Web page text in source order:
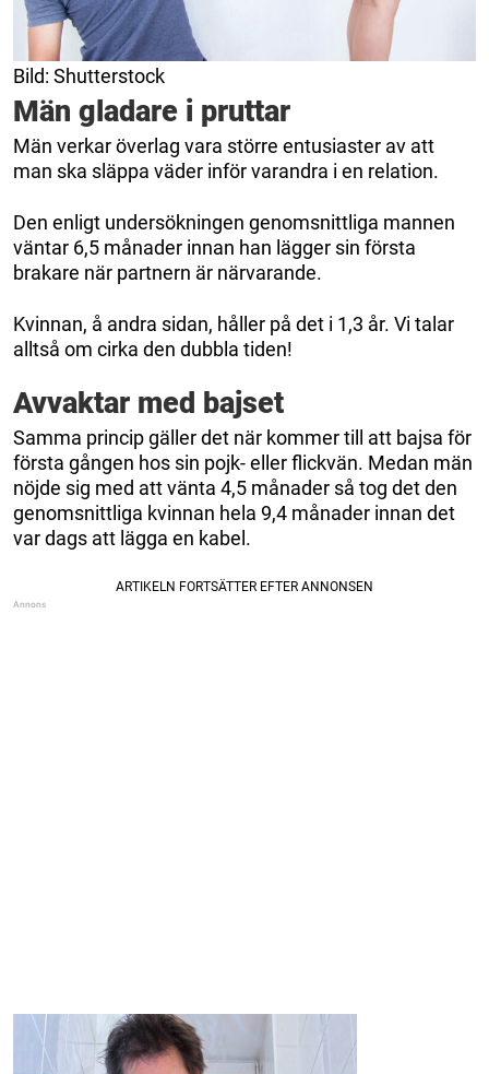
Bild: Shutterstock
Män gladare i pruttar
Män verkar överlag vara större entusiaster av att
man ska släppa väder inför varandra i en relation.
Den enligt undersökningen genomsnittliga mannen
väntar 6,5 månader innan han lägger sin första
brakare när partnern är närvarande.
Kvinnan, å andra sidan, håller på det i 1,3 år. Vi talar
alltså om cirka den dubbla tiden!
Avvaktar med bajset
Samma princip gäller det när kommer till att bajsa för
första gången hos sin pojk- eller flickvän. Medan män
nöjde sig med att vänta 4,5 månader så tog det den
genomsnittliga kvinnan hela 9,4 månader innan det
var dags att lägga en kabel.